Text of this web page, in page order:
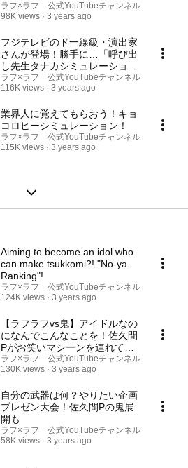
ラフ×ラフ 公式YouTubeチャンネル
98K views
3 years ago
フジテレビのド一線級・演出家
さんが登場！勝手に…「呼び出
し先生タナカシミュレーショ
ン」！
ラフ×ラフ 公式YouTubeチャンネル
116K views
3 years ago
業界人に覚えてもらおう！キョ
コロヒーシミュレーション！
ラフ×ラフ 公式YouTubeチャンネル
115K views
3 years ago
Aiming to become an idol who
can make tsukkomi?! "No-ya
Ranking"!
ラフ×ラフ 公式YouTubeチャンネル
124K views
3 years ago
【ラフラフvs鬼】アイドルなの
になんでこんなことを！佐久間
Pがお笑いマシーンを連れてき
た
ラフ×ラフ 公式YouTubeチャンネル
130K views
3 years ago
自分の武器は何？やりたい企画
プレゼン大会！佐久間Pの鬼展
開も
ラフ×ラフ 公式YouTubeチャンネル
58K views
3 years ago